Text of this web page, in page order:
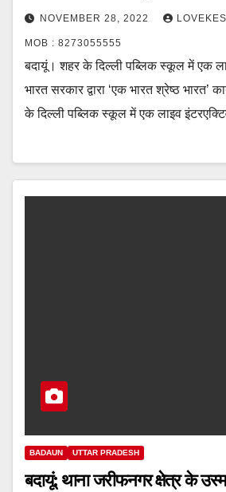
NOVEMBER 28, 2022
MOB : 8273055555
बदायूं। शहर के दिल्ली पब्लिक स्कूल में एक
भारत सरकार द्वारा ‘एक भारत श्रेष्ठ भारत’
के दिल्ली पब्लिक स्कूल में एक लाइव
BADAUN UTTAR PRADESH
बदायूं: थाना जरीफनगर क्षेत्र के